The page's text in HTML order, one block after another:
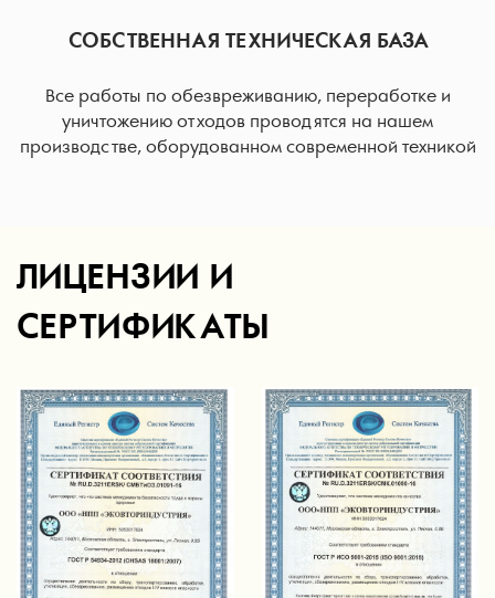
СОБСТВЕННАЯ ТЕХНИЧЕСКАЯ БАЗА
Все работы по обезвреживанию, переработке и
уничтожению отходов проводятся на нашем
производстве, оборудованном современной техникой
ЛИЦЕНЗИИ И
СЕРТИФИКАТЫ